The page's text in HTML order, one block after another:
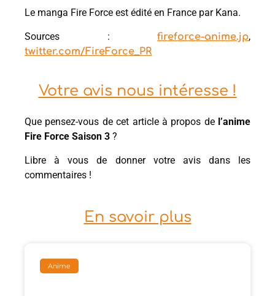
Le manga Fire Force est édité en France par Kana.
Sources : fireforce-anime.jp,
twitter.com/FireForce_PR
Votre avis nous intéresse !
Que pensez-vous de cet article à propos de l’anime
Fire Force Saison 3 ?
Libre à vous de donner votre avis dans les
commentaires !
En savoir plus
Anime